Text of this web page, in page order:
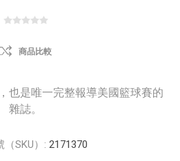
商品比較
也是唯一完整報導美國籃球賽的
雜誌。
（SKU）: 2171370